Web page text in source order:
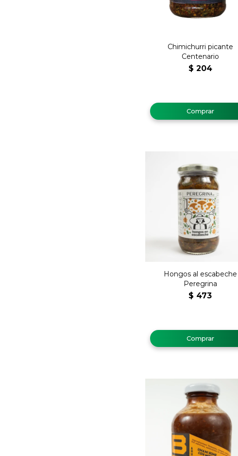
Chimichurri picante
Centenario
$ 204
Hongos al escabeche
Peregrina
$ 473